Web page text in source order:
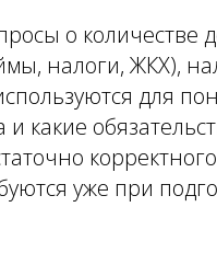
о количестве
налоги, ЖКХ),
для
какие
уже при